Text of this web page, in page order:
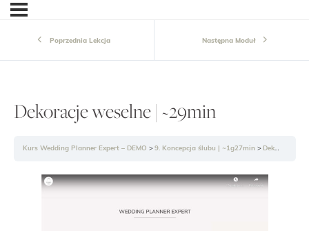
Poprzednia Lekcja Następna Moduł
Dekoracje weselne | ~29min
Kurs Wedding Planner Expert – DEMO 9. Koncepcja ślubu | ~1g27min Dekoracje weselne | ~29min